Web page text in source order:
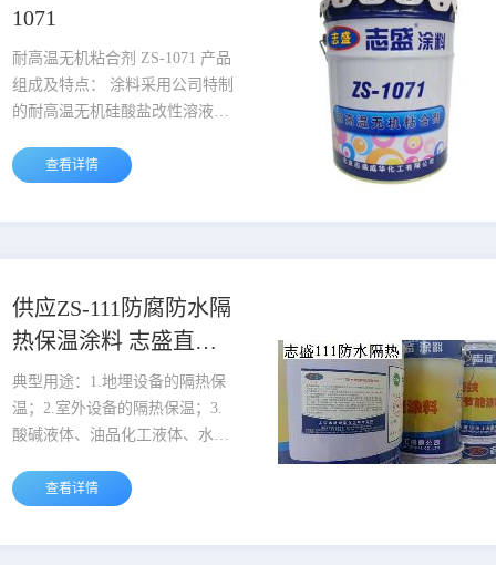
保温涂料。 性能： 该保温涂料
选用改性溶...
1071
耐高温无机粘合剂 ZS-1071 产品
组成及特点： 涂料采用公司特制
的耐高温无机硅酸盐改性溶液作
镧，氧化铈，氧化钕等稀土氧化
固化成型的涂膜耐温高能达
磨性 和抗腐蚀性能。且能在高温
涂膜性能不受影响。 ZS-1071耐
高温粘合剂性能特点：ZS-1071
耐高温粘合...
查看详情
供应ZS-111防腐防水隔
热保温涂料 志盛直销
价格优惠
典型用途：1.地埋设备的隔热保
温；2.室外设备的隔热保温；3.
酸碱液体、油品化工液体、水中
体表面隔热保温；5.变形率大柔
水防腐隔热保温涂料采用特殊功
查看详情